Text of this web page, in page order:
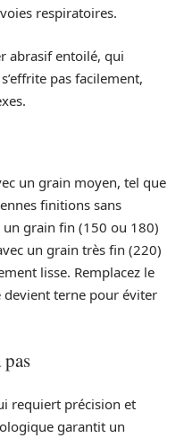
respiratoires.
abrasif entoilé, qui
pas facilement,
un grain moyen, tel que
finitions sans
un grain fin (150 ou 180)
un grain très fin (220)
lisse. Remplacez le
devient terne pour éviter
requiert précision et
garantit un